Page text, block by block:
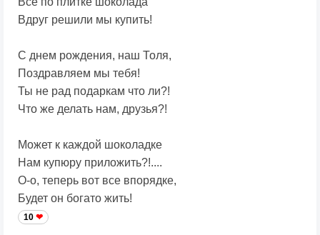
Вдруг решили мы купить!
С днем рождения, наш Толя,
Поздравляем мы тебя!
Ты не рад подаркам что ли?!
Что же делать нам, друзья?!
Может к каждой шоколадке
Нам купюру приложить?!....
О-о, теперь вот все впорядке,
Будет он богато жить!
10